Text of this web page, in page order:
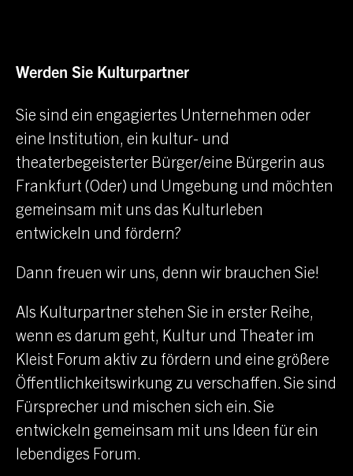
Werden Sie Kulturpartner
Sie sind ein engagiertes Unternehmen oder
eine Institution, ein kultur- und
theaterbegeisterter Bürger/eine Bürgerin aus
Frankfurt (Oder) und Umgebung und möchten
gemeinsam mit uns das Kulturleben
entwickeln und fördern?
Dann freuen wir uns, denn wir brauchen Sie!
Als Kulturpartner stehen Sie in erster Reihe,
wenn es darum geht, Kultur und Theater im
Kleist Forum aktiv zu fördern und eine größere
Öffentlichkeitswirkung zu verschaffen. Sie sind
Fürsprecher und mischen sich ein. Sie
entwickeln gemeinsam mit uns Ideen für ein
lebendiges Forum.